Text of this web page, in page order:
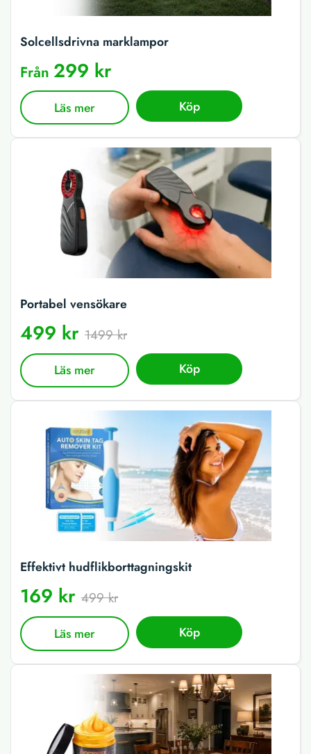
Solcellsdrivna marklampor
Från 299 kr
Läs mer Köp
Portabel vensökare
499 kr 1499 kr
Läs mer Köp
Effektivt hudflikborttagningskit
169 kr 499 kr
Läs mer Köp